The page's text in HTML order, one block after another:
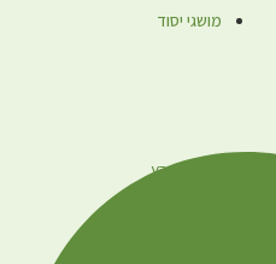
מושגי יסוד